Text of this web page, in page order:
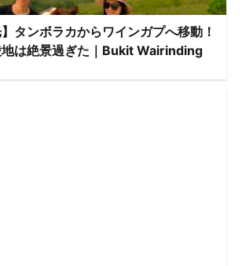
】タンボラカからワインガプへ移動！
地は絶景過ぎた｜Bukit Wairinding